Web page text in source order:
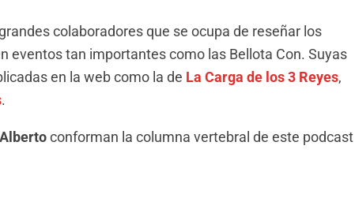
colaboradores que se ocupa de reseñar los
eventos tan importantes como las Bellota Con. Suyas
en la web como la de La Carga de los 3 Reyes,
.
Albertoconforman la columna vertebral de este podcast